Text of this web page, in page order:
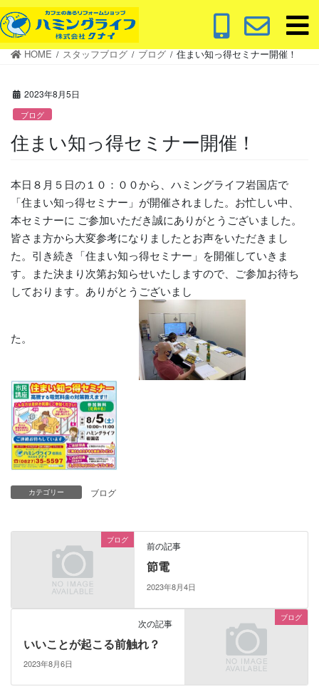
コ
ン
テ
ナ
ビ
ゲ
HOME スタッフブログ ブログ 住まい知っ得セミナー開催！
2023年8月5日
ブログ
住まい知っ得セミナー開催！
本日８月５日の１０：００から、ハミングライフ岩国店で
「住まい知っ得セミナー」が開催されました。お忙しい中、
本セミナーに ご参加いただき誠にありがとうございました。
皆さま方から大変参考になりましたとお声をいただきまし
た。引き続き「住まい知っ得セミナー」を開催していきま
す。また決まり次第お知らせいたしますので、ご参加お待ち
しております。ありがとうございまし
た。
カテゴリー ブログ
ブログ 前の記事
節電
2023年8月4日
ブログ
次の記事
いいことが起こる前触れ？
2023年8月6日